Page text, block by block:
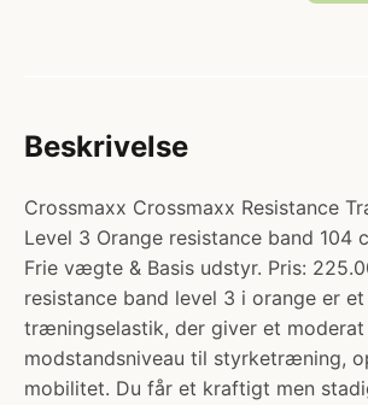
Beskrivelse
Crossmaxx Crossmaxx Resistance
Level 3 Orange resistance band 104
Frie vægte & Basis udstyr. Pris:
resistance band level 3 i orange er
træningselastik, der giver et
modstandsniveau til styrketræning,
mobilitet. Du får et kraftigt men